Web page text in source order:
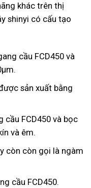
khác trên thị
shinyi có cấu tạo
cầu FCD450 và
sản xuất bằng
cầu FCD450 và bọc
và êm.
còn còn gọi là ngàm
cầu FCD450.